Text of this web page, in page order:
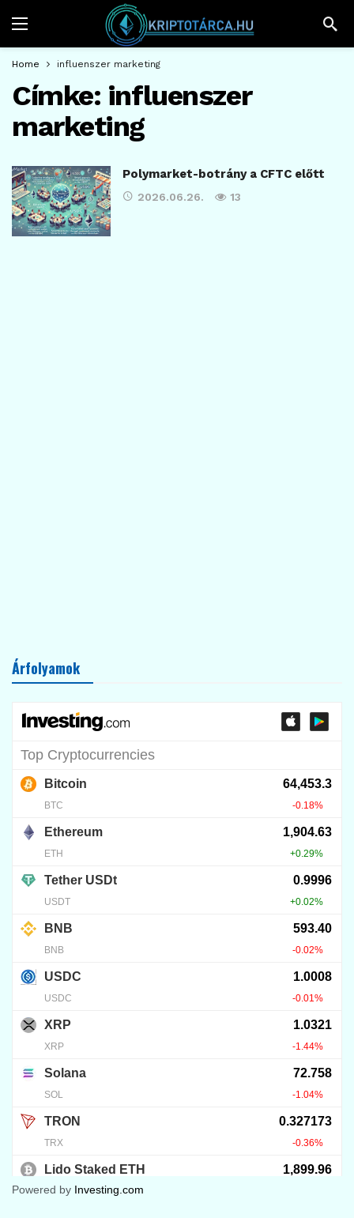
Home influenszer marketing
Címke: influenszer
marketing
Polymarket-botrány a CFTC előtt
2026.06.26. 13
Árfolyamok
Powered by Investing.com